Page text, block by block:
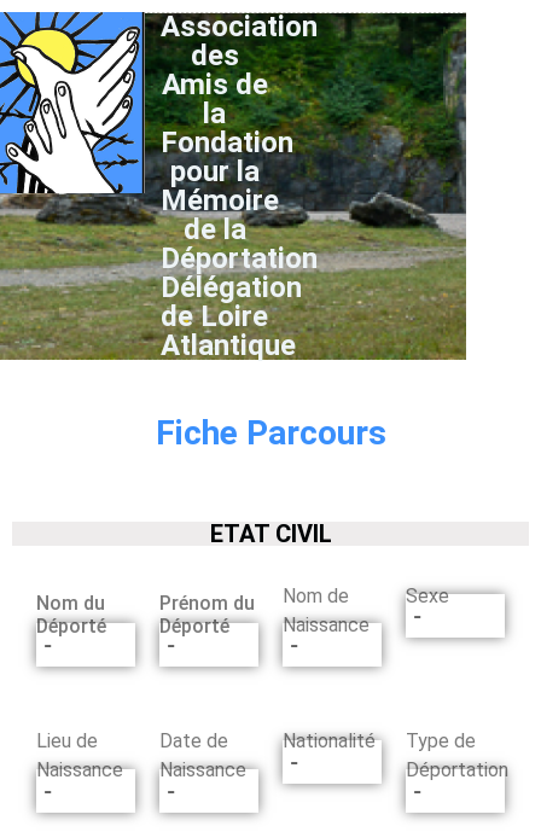
Association
des
Amis de
la
Fondation
pour la
Mémoire
de la
Déportation
Délégation
de Loire
Atlantique
Fiche Parcours
ETAT CIVIL
Nom du
Déporté
-
Prénom du
Déporté
-
Nom de
Naissance
-
Sexe
-
Lieu de
Naissance
-
Date de
Naissance
-
Nationalité
-
Type de
Déportation
-